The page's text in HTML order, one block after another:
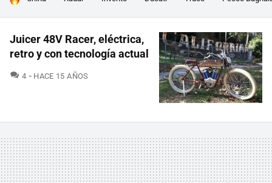
Juicer 48V Racer, eléctrica,
retro y con tecnología actual
4 COMENTARIOS
HACE 15 AÑOS